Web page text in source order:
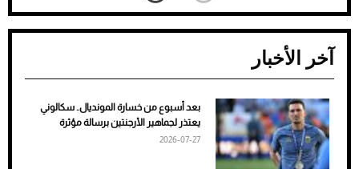
ضعف تبريد مكيف السيارة عند الوقوف.. أشهر
الأسباب والحلول
آخر الأخبار
بعد أسبوع من خسارة المونديال.. سكالوني
يعتذر لجماهير الأرجنتين برسالة مؤثرة
2026-07-27